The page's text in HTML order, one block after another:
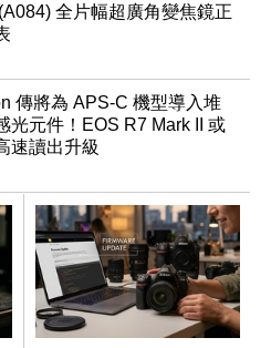
全片幅超廣角變焦鏡正
傳將為 APS-C 機型導入堆
光元件！EOS R7 Mark II 或
速讀出升級